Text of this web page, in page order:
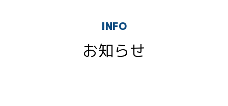
INFO
お知らせ